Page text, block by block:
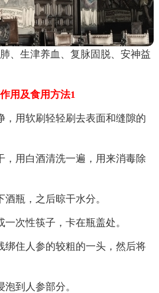
、生津养血、复脉固脱、安神益
及食用方法1
，用软刷轻轻刷去表面和缝隙的
，用白酒清洗一遍，用来消毒除
瓶，之后晾干水分。
次性筷子，卡在瓶盖处。
绑住人参的较粗的一头，然后将
到人参部分。